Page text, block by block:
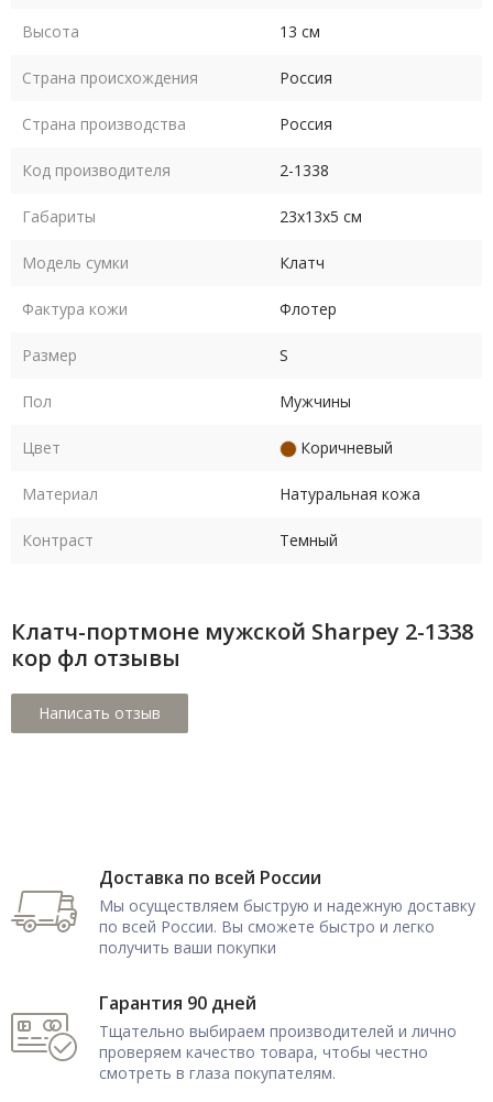
Высота 13 см
Страна происхождения Россия
Страна производства Россия
Код производителя 2-1338
Габариты 23х13х5 см
Модель сумки Клатч
Фактура кожи Флотер
Размер S
Пол Мужчины
Цвет Коричневый
Материал Натуральная кожа
Контраст Темный
Клатч-портмоне мужской Sharpey 2-1338
кор фл отзывы
Доставка по всей России
Мы осуществляем быструю и надежную доставку
по всей России. Вы сможете быстро и легко
получить ваши покупки
Гарантия 90 дней
Тщательно выбираем производителей и лично
проверяем качество товара, чтобы честно
смотреть в глаза покупателям.